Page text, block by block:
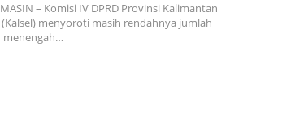
– Komisi IV DPRD Provinsi Kalimantan
(Kalsel) menyoroti masih rendahnya jumlah
menengah…